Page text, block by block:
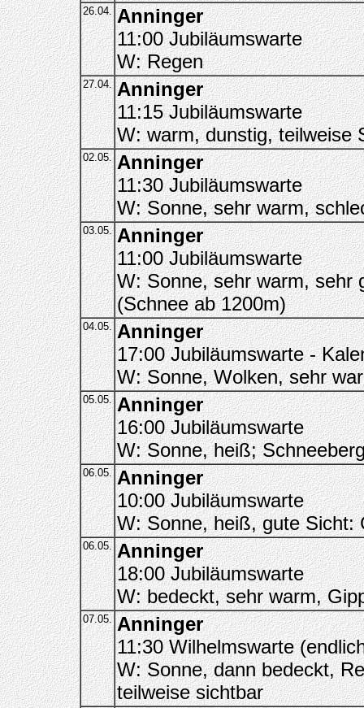
26.04. Anninger
11:00 Jubiläumswarte
W: Regen
27.04. Anninger
11:15 Jubiläumswarte
W: warm, dunstig, teilweise
02.05. Anninger
11:30 Jubiläumswarte
W: Sonne, sehr warm,
03.05. Anninger
11:00 Jubiläumswarte
W: Sonne, sehr warm, sehr
(Schnee ab 1200m)
04.05. Anninger
17:00 Jubiläumswarte -
W: Sonne, Wolken, sehr
05.05. Anninger
16:00 Jubiläumswarte
W: Sonne, heiß;
06.05. Anninger
10:00 Jubiläumswarte
W: Sonne, heiß, gute Sicht:
06.05. Anninger
18:00 Jubiläumswarte
W: bedeckt, sehr warm,
07.05. Anninger
11:30 Wilhelmswarte
W: Sonne, dann bedeckt,
teilweise sichtbar